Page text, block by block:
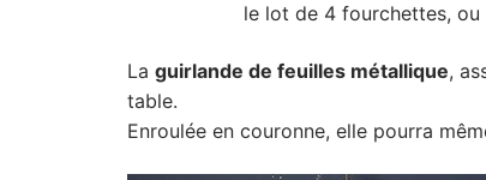
le lot de 4 fourchettes,
La guirlande de feuilles métallique,
table.
Enroulée en couronne, elle pourra